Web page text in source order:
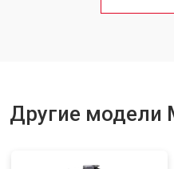
Другие модели